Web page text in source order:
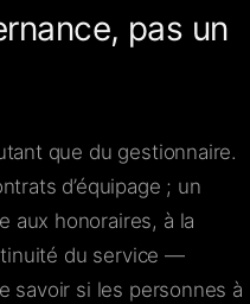
pas un
que du gestionnaire.
d’équipage ; un
aux honoraires, à la
du service —
savoir si les personnes à